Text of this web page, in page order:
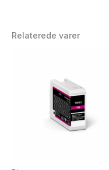
Relaterede varer